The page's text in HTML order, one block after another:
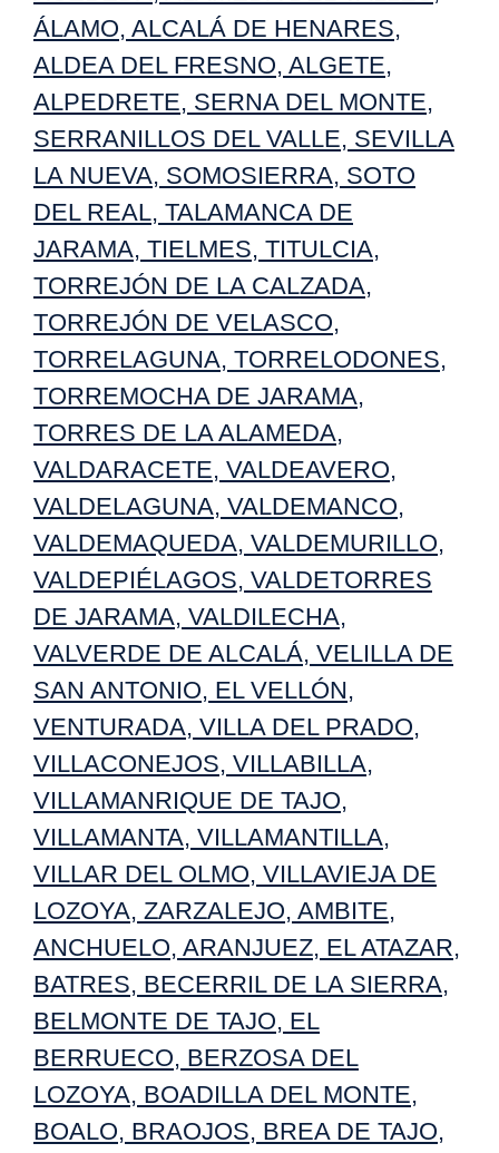
ÁLAMO, ALCALÁ DE HENARES,
ALDEA DEL FRESNO, ALGETE,
ALPEDRETE, SERNA DEL MONTE,
SERRANILLOS DEL VALLE, SEVILLA
LA NUEVA, SOMOSIERRA, SOTO
DEL REAL, TALAMANCA DE
JARAMA, TIELMES, TITULCIA,
TORREJÓN DE LA CALZADA,
TORREJÓN DE VELASCO,
TORRELAGUNA, TORRELODONES,
TORREMOCHA DE JARAMA,
TORRES DE LA ALAMEDA,
VALDARACETE, VALDEAVERO,
VALDELAGUNA, VALDEMANCO,
VALDEMAQUEDA, VALDEMURILLO,
VALDEPIÉLAGOS, VALDETORRES
DE JARAMA, VALDILECHA,
VALVERDE DE ALCALÁ, VELILLA DE
SAN ANTONIO, EL VELLÓN,
VENTURADA, VILLA DEL PRADO,
VILLACONEJOS, VILLABILLA,
VILLAMANRIQUE DE TAJO,
VILLAMANTA, VILLAMANTILLA,
VILLAR DEL OLMO, VILLAVIEJA DE
LOZOYA, ZARZALEJO, AMBITE,
ANCHUELO, ARANJUEZ, EL ATAZAR,
BATRES, BECERRIL DE LA SIERRA,
BELMONTE DE TAJO, EL
BERRUECO, BERZOSA DEL
LOZOYA, BOADILLA DEL MONTE,
BOALO, BRAOJOS, BREA DE TAJO,